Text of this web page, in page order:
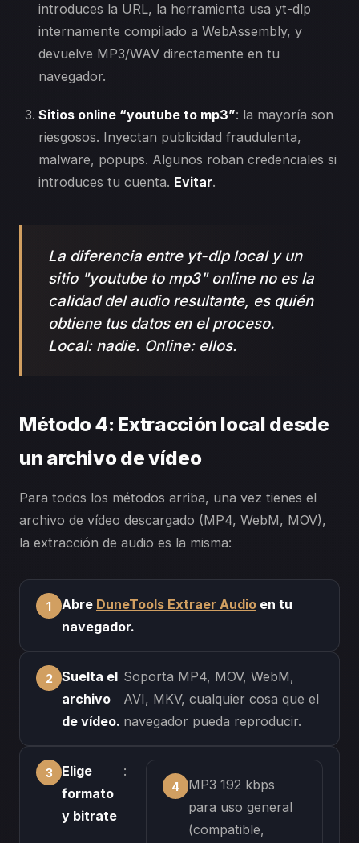
introduces la URL, la herramienta usa yt-dlp
internamente compilado a WebAssembly, y
devuelve MP3/WAV directamente en tu
navegador.
Sitios online “youtube to mp3”: la mayoría son
riesgosos. Inyectan publicidad fraudulenta,
malware, popups. Algunos roban credenciales si
introduces tu cuenta. Evitar.
La diferencia entre yt-dlp local y un
sitio "youtube to mp3" online no es la
calidad del audio resultante, es quién
obtiene tus datos en el proceso.
Local: nadie. Online: ellos.
Método 4: Extracción local desde
un archivo de vídeo
Para todos los métodos arriba, una vez tienes el
archivo de vídeo descargado (MP4, WebM, MOV),
la extracción de audio es la misma:
Abre DuneTools Extraer Audio en tu
navegador.
Suelta el
archivo
de vídeo.
Soporta MP4, MOV, WebM,
AVI, MKV, cualquier cosa que el
navegador pueda reproducir.
Elige
formato
y bitrate
:
MP3 192 kbps
para uso general
(compatible,